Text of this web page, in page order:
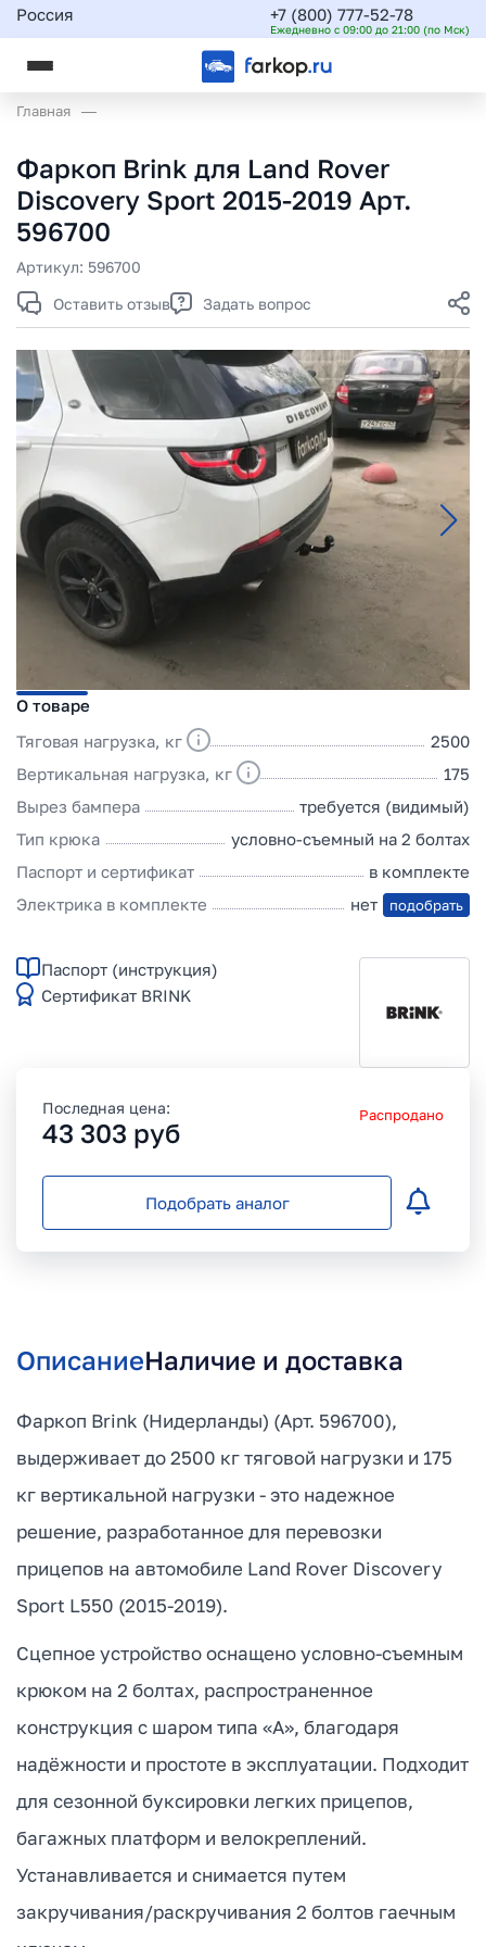
Россия +7 (800) 777-52-78
Ежедневно с 09:00 до 21:00 (по Мск)
Главная
Фаркоп Brink для Land Rover
Discovery Sport 2015-2019 Арт.
596700
Артикул: 596700
Оставить отзыв
Задать вопрос
О товаре
Тяговая нагрузка, кг
2500
Вертикальная нагрузка, кг
175
Вырез бампера
требуется (видимый)
Тип крюка
условно-съемный на 2 болтах
Паспорт и сертификат
в комплекте
Электрика в комплекте
нет подобрать
Паспорт (инструкция)
Сертификат BRINK
Последная цена:
43 303 руб
Распродано
Подобрать аналог
ОписаниеНаличие и доставка
Фаркоп Brink (Нидерланды) (Арт. 596700),
выдерживает до 2500 кг тяговой нагрузки и 175
кг вертикальной нагрузки - это надежное
решение, разработанное для перевозки
прицепов на автомобиле Land Rover Discovery
Sport L550 (2015-2019).
Сцепное устройство оснащено условно-съемным
крюком на 2 болтах, распространенное
конструкция с шаром типа «А», благодаря
надёжности и простоте в эксплуатации. Подходит
для сезонной буксировки легких прицепов,
багажных платформ и велокреплений.
Устанавливается и снимается путем
закручивания/раскручивания 2 болтов гаечным